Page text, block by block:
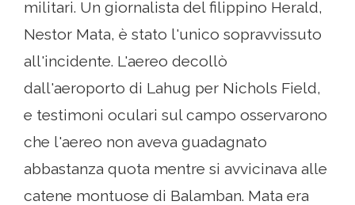
militari. Un giornalista del filippino Herald,
Nestor Mata, è stato l'unico sopravvissuto
all'incidente. L'aereo decollò
dall'aeroporto di Lahug per Nichols Field,
e testimoni oculari sul campo osservarono
che l'aereo non aveva guadagnato
abbastanza quota mentre si avvicinava alle
catene montuose di Balamban. Mata era